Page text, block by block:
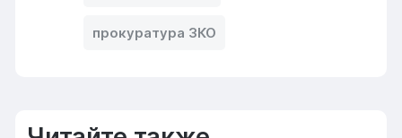
прокуратура ЗКО